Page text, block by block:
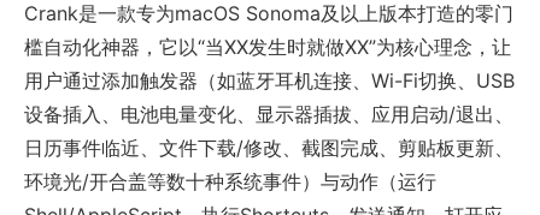
Crank是一款专为macOS Sonoma及以上版本打造的零门
槛自动化神器，它以“当XX发生时就做XX”为核心理念，让
用户通过添加触发器（如蓝牙耳机连接、Wi-Fi切换、USB
设备插入、电池电量变化、显示器插拔、应用启动/退出、
日历事件临近、文件下载/修改、截图完成、剪贴板更新、
环境光/开合盖等数十种系统事件）与动作（运行